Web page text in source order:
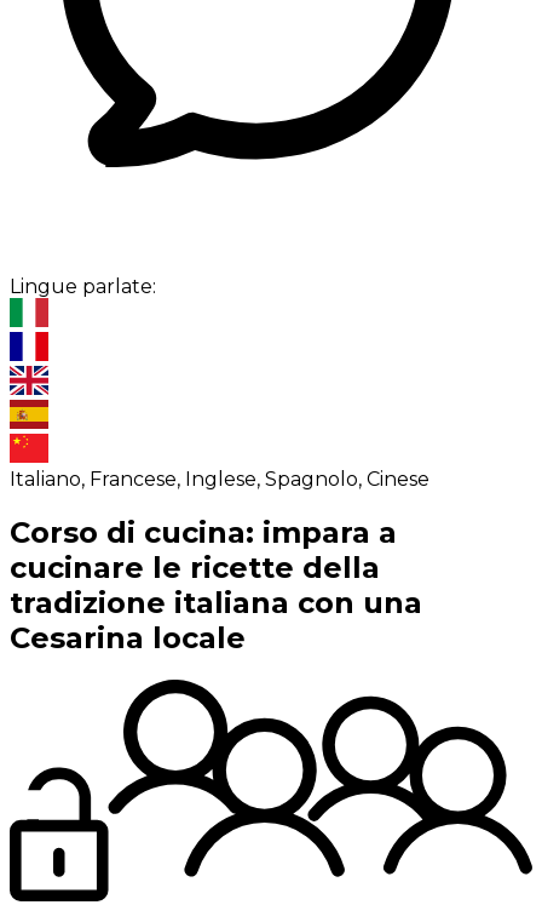
Lingue parlate:
Italiano, Francese, Inglese, Spagnolo, Cinese
Corso di cucina: impara a
cucinare le ricette della
tradizione italiana con una
Cesarina locale